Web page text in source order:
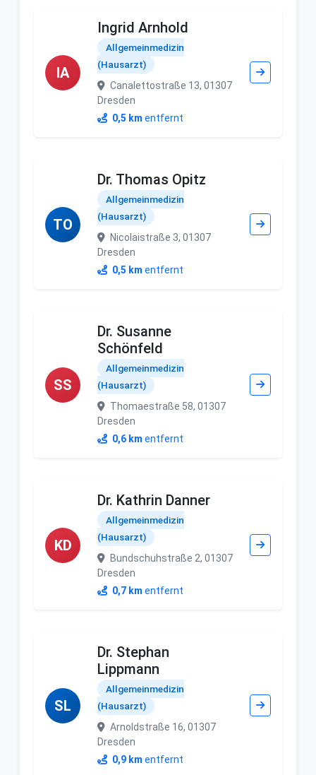
IA
Ingrid Arnhold
Allgemeinmedizin
(Hausarzt)
Canalettostraße 13, 01307
Dresden
0,5 km entfernt
TO
Dr. Thomas Opitz
Allgemeinmedizin
(Hausarzt)
Nicolaistraße 3, 01307
Dresden
0,5 km entfernt
SS
Dr. Susanne
Schönfeld
Allgemeinmedizin
(Hausarzt)
Thomaestraße 58, 01307
Dresden
0,6 km entfernt
KD
Dr. Kathrin Danner
Allgemeinmedizin
(Hausarzt)
Bundschuhstraße 2, 01307
Dresden
0,7 km entfernt
SL
Dr. Stephan
Lippmann
Allgemeinmedizin
(Hausarzt)
Arnoldstraße 16, 01307
Dresden
0,9 km entfernt